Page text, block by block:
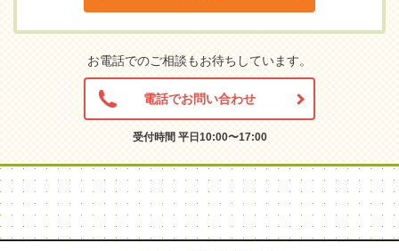
お電話でのご相談もお待ちしています。
電話でお問い合わせ
受付時間 平日10:00〜17:00